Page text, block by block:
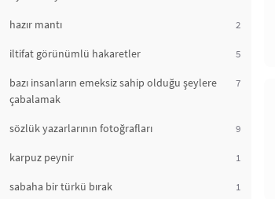
hazır mantı 2
iltifat görünümlü hakaretler 5
bazı insanların emeksiz sahip olduğu şeylere
çabalamak
7
sözlük yazarlarının fotoğrafları 9
karpuz peynir 1
sabaha bir türkü bırak 1